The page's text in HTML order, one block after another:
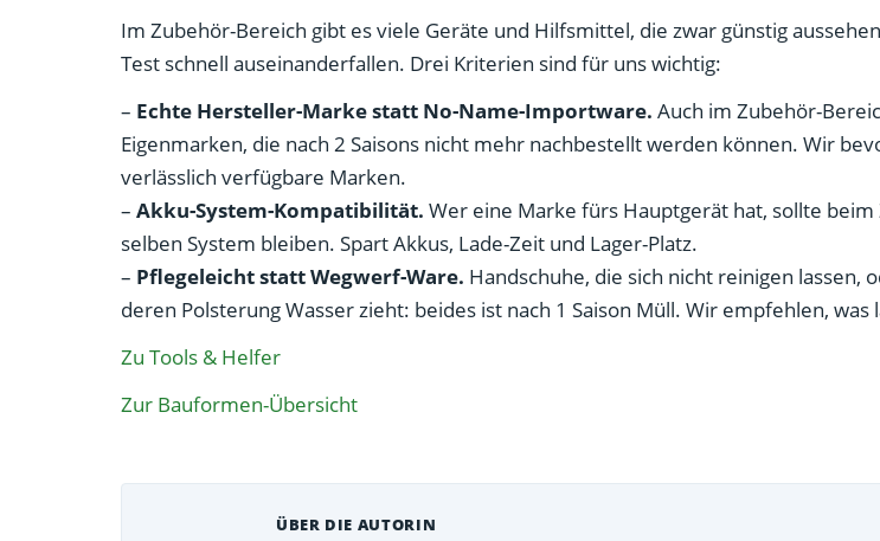
Im Zubehör-Bereich gibt es viele Geräte und Hilfsmittel, die zwar günstig
Test schnell auseinanderfallen. Drei Kriterien sind für uns wichtig:
– Echte Hersteller-Marke statt No-Name-Importware. Auch im Zubehör-
Eigenmarken, die nach 2 Saisons nicht mehr nachbestellt werden können. Wir
verlässlich verfügbare Marken.
– Akku-System-Kompatibilität. Wer eine Marke fürs Hauptgerät hat, sollte
selben System bleiben. Spart Akkus, Lade-Zeit und Lager-Platz.
– Pflegeleicht statt Wegwerf-Ware. Handschuhe, die sich nicht reinigen lassen,
deren Polsterung Wasser zieht: beides ist nach 1 Saison Müll. Wir empfehlen, was
Zu Tools & Helfer
Zur Bauformen-Übersicht
ÜBER DIE AUTORIN